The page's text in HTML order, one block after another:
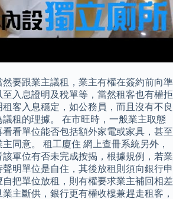
要跟業主議租，業主有權在簽約前向準
入息證明及稅單等，當然租客也有權拒
客入息穩定，如公務員，而且沒有不良
租的理據。 在市旺時，一般業主取態
看單位能否包括額外家電或家具，甚至
同意。 租工廈住 網上查冊系統另外，
單位有否未完成按揭，根據規例，若業
明單位是自住，其後放租則須向銀行申
把單位放租，則有權要求業主補回相差
主斷供，銀行更有權收樓兼趕走租客，